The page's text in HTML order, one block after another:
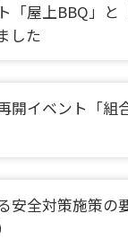
「屋上BBQ」と
した
イベント「組
安全対策施策の